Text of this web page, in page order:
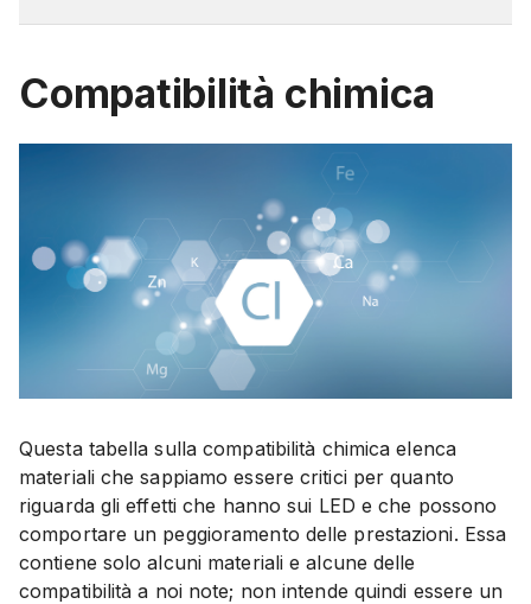
Compatibilità chimica
Questa tabella sulla compatibilità chimica elenca
materiali che sappiamo essere critici per quanto
riguarda gli effetti che hanno sui LED e che possono
comportare un peggioramento delle prestazioni. Essa
contiene solo alcuni materiali e alcune delle
compatibilità a noi note; non intende quindi essere un